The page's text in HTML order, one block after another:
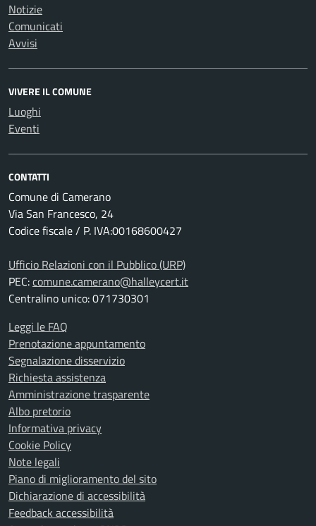
Notizie
Comunicati
Avvisi
VIVERE IL COMUNE
Luoghi
Eventi
CONTATTI
Comune di Camerano
Via San Francesco, 24
Codice fiscale / P. IVA:00168600427
Ufficio Relazioni con il Pubblico (URP)
PEC:comune.camerano@halleycert.it
Centralino unico: 071730301
Leggi le FAQ
Prenotazione appuntamento
Segnalazione disservizio
Richiesta assistenza
Amministrazione trasparente
Albo pretorio
Informativa privacy
Cookie Policy
Note legali
Piano di miglioramento del sito
Dichiarazione di accessibilità
Feedback accessibilità